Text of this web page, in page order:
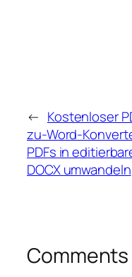
← Kostenloser
zu-Word-
PDFs in
DOCX umwandeln
Comments